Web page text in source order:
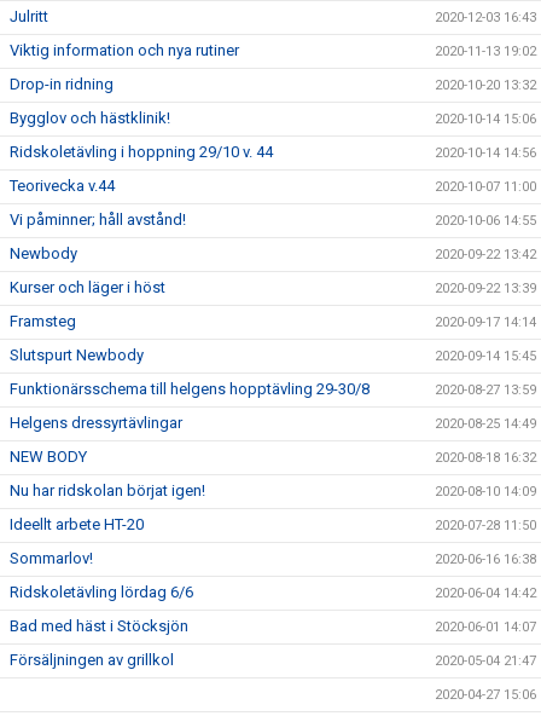
Julritt 2020-12-03 16:43
Viktig information och nya rutiner 2020-11-13 19:02
Drop-in ridning 2020-10-20 13:32
Bygglov och hästklinik! 2020-10-14 15:06
Ridskoletävling i hoppning 29/10 v. 44 2020-10-14 14:56
Teorivecka v.44 2020-10-07 11:00
Vi påminner; håll avstånd! 2020-10-06 14:55
Newbody 2020-09-22 13:42
Kurser och läger i höst 2020-09-22 13:39
Framsteg 2020-09-17 14:14
Slutspurt Newbody 2020-09-14 15:45
Funktionärsschema till helgens hopptävling 29-30/8 2020-08-27 13:59
Helgens dressyrtävlingar 2020-08-25 14:49
NEW BODY 2020-08-18 16:32
Nu har ridskolan börjat igen! 2020-08-10 14:09
Ideellt arbete HT-20 2020-07-28 11:50
Sommarlov! 2020-06-16 16:38
Ridskoletävling lördag 6/6 2020-06-04 14:42
Bad med häst i Stöcksjön 2020-06-01 14:07
Försäljningen av grillkol 2020-05-04 21:47
2020-04-27 15:06